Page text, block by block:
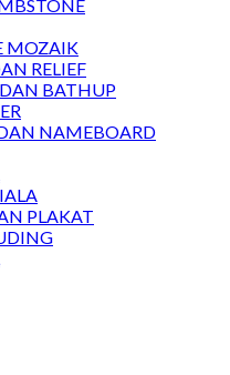
MOZAIK
RELIEF
BATHUP
NAMEBOARD
PLAKAT